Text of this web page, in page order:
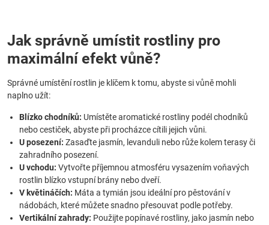
Jak správně umístit rostliny pro
maximální efekt vůně?
Správné umístění rostlin je klíčem k tomu, abyste si vůně mohli
naplno užít:
Blízko chodníků: Umístěte aromatické rostliny podél chodníků
nebo cestiček, abyste při procházce cítili jejich vůni.
U posezení: Zasaďte jasmín, levanduli nebo růže kolem terasy či
zahradního posezení.
U vchodu: Vytvořte příjemnou atmosféru vysazením voňavých
rostlin blízko vstupní brány nebo dveří.
V květináčích: Máta a tymián jsou ideální pro pěstování v
nádobách, které můžete snadno přesouvat podle potřeby.
Vertikální zahrady: Použijte popínavé rostliny, jako jasmín nebo